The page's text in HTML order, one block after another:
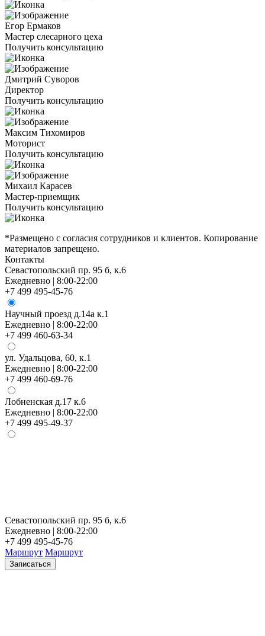
Егор Ермаков
Мастер слесарного цеха
Получить консультацию
Дмитрий Суворов
Директор
Получить консультацию
Максим Тихомиров
Моторист
Получить консультацию
Михаил Карасев
Мастер-приемщик
Получить консультацию
*Размещено с согласия сотрудников и клиентов. Копирование
материалов запрещено.
Контакты
Севастопольский пр. 95 б, к.6
Ежедневно | 8:00-22:00
+7 499 495-45-76
Научный проезд д.14а к.1
Ежедневно | 8:00-22:00
+7 499 460-63-34
ул. Удальцова, 60, к.1
Ежедневно | 8:00-22:00
+7 499 460-69-76
Лобненская д.17 к.6
Ежедневно | 8:00-22:00
+7 499 495-49-37
Севастопольский пр. 95 б, к.6
Ежедневно | 8:00-22:00
+7 499 495-45-76
Маршрут Маршрут
Записаться